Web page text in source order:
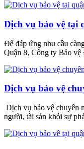
Dịch vụ bảo vệ tại
Để đáp ứng nhu cầu
Quận 8, Công ty Bảo
Dịch vụ bảo vệ
Dịch vụ bảo vệ chuyên
người, tài sản khỏi sự